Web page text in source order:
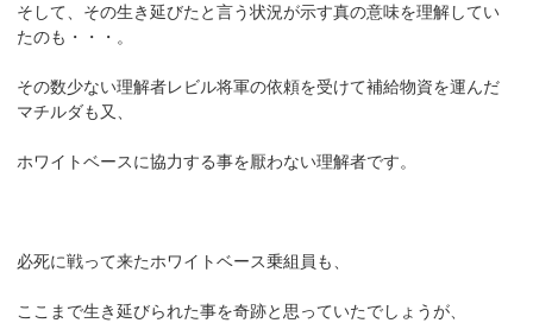
そして、その生き延びたと言う状況が示す真の意味を理解してい
たのも・・・。
その数少ない理解者レビル将軍の依頼を受けて補給物資を運んだ
マチルダも又、
ホワイトベースに協力する事を厭わない理解者です。
必死に戦って来たホワイトベース乗組員も、
ここまで生き延びられた事を奇跡と思っていたでしょうが、